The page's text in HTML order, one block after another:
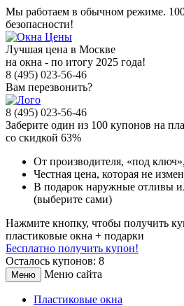
Мы работаем в обычном режиме.
безопасности!
Лучшая цена в Москве
на окна - по итогу 2025 года!
8 (495) 023-56-46
Вам перезвонить?
8 (495) 023-56-46
Заберите один из 100 купонов на
со скидкой 63%
От производителя, «под ключ»,
Честная цена, которая не
В подарок наружные отливы
(выберите сами)
Нажмите кнопку, чтобы получить
пластиковые окна + подарки
Бесплатно получить купон!
Осталось купонов: 8
Меню Меню сайта
Пластиковые окна